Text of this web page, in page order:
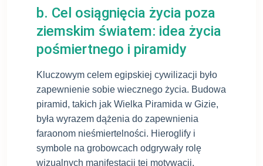
b. Cel osiągnięcia życia poza
ziemskim światem: idea życia
pośmiertnego i piramidy
Kluczowym celem egipskiej cywilizacji było
zapewnienie sobie wiecznego życia. Budowa
piramid, takich jak Wielka Piramida w Gizie,
była wyrazem dążenia do zapewnienia
faraonom nieśmiertelności. Hieroglify i
symbole na grobowcach odgrywały rolę
wizualnych manifestacji tej motywacji,